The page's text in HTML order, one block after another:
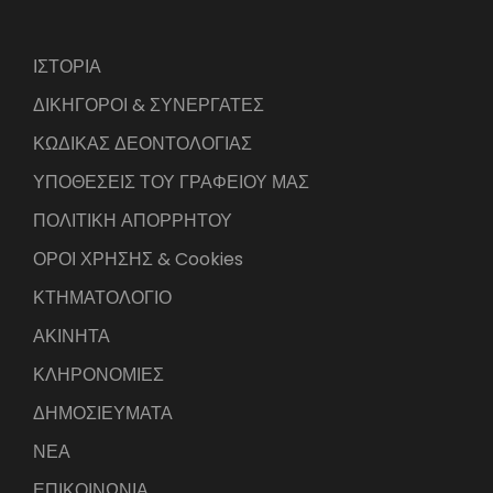
ΙΣΤΟΡΙΑ
ΔΙΚΗΓΟΡΟΙ & ΣΥΝΕΡΓΑΤΕΣ
ΚΩΔΙΚΑΣ ΔΕΟΝΤΟΛΟΓΙΑΣ
ΥΠΟΘΕΣΕΙΣ ΤΟΥ ΓΡΑΦΕΙΟΥ ΜΑΣ
ΠΟΛΙΤΙΚΗ ΑΠΟΡΡΗΤΟΥ
ΟΡΟΙ ΧΡΗΣΗΣ & Cookies
ΚΤΗΜΑΤΟΛΟΓΙΟ
ΑΚΙΝΗΤΑ
ΚΛΗΡΟΝΟΜΙΕΣ
ΔΗΜΟΣΙΕΥΜΑΤΑ
ΝΕΑ